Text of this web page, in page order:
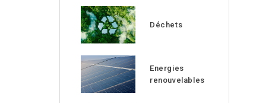
Déchets
Energies
renouvelables